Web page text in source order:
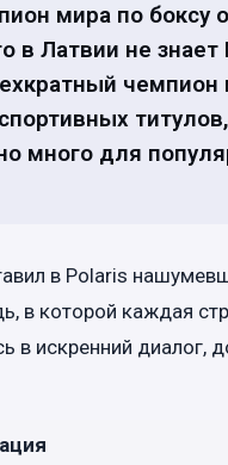
мира по боксу
в Латвии не
много для
в Polaris
в которой каждая
в искренний